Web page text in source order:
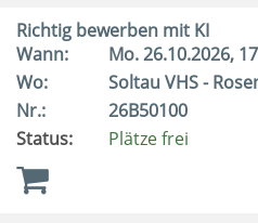
Richtig bewerben mit KI
Wann:
Mo.26.10.2026,
Wo:
Soltau VHS -
Nr.:
26B50100
Status:
Plätze frei